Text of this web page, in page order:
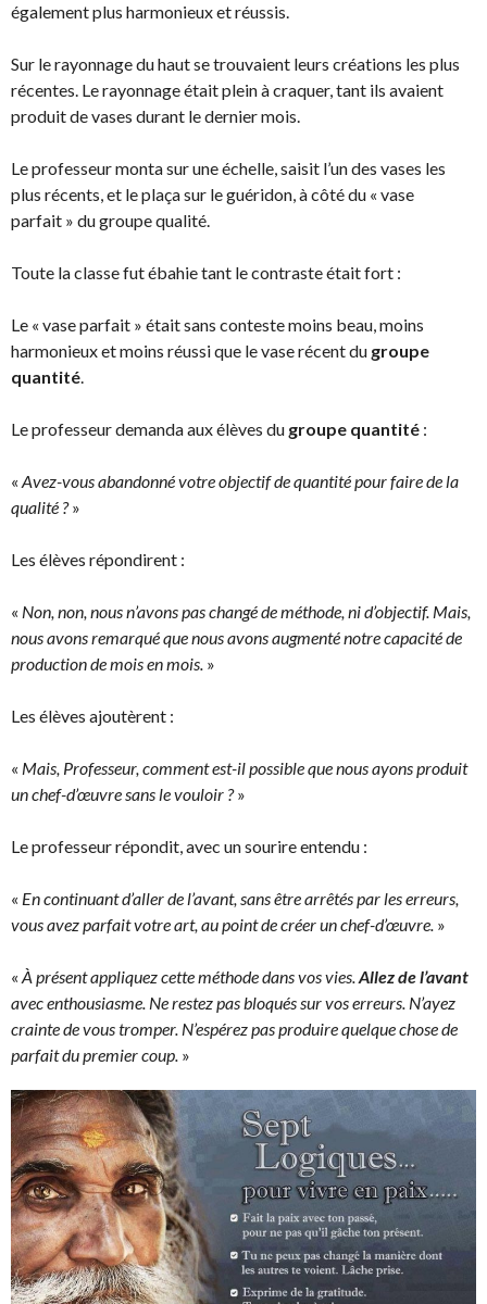
également plus harmonieux et réussis.
Sur le rayonnage du haut se trouvaient leurs créations les plus
récentes. Le rayonnage était plein à craquer, tant ils avaient
produit de vases durant le dernier mois.
Le professeur monta sur une échelle, saisit l’un des vases les
plus récents, et le plaça sur le guéridon, à côté du « vase
parfait » du groupe qualité.
Toute la classe fut ébahie tant le contraste était fort :
Le « vase parfait » était sans conteste moins beau, moins
harmonieux et moins réussi que le vase récent du groupe
quantité.
Le professeur demanda aux élèves du groupe quantité :
« Avez-vous abandonné votre objectif de quantité pour faire de la
qualité ?»
Les élèves répondirent :
« Non, non, nous n’avons pas changé de méthode, ni d’objectif. Mais,
nous avons remarqué que nous avons augmenté notre capacité de
production de mois en mois. »
Les élèves ajoutèrent :
« Mais, Professeur, comment est-il possible que nous ayons produit
un chef-d’œuvre sans le vouloir ?»
Le professeur répondit, avec un sourire entendu :
« En continuant d’aller de l’avant, sans être arrêtés par les erreurs,
vous avez parfait votre art, au point de créer un chef-d’œuvre. »
« À présent appliquez cette méthode dans vos vies.Allez de l’avant
avec enthousiasme. Ne restez pas bloqués sur vos erreurs. N’ayez
crainte de vous tromper. N’espérez pas produire quelque chose de
parfait du premier coup. »